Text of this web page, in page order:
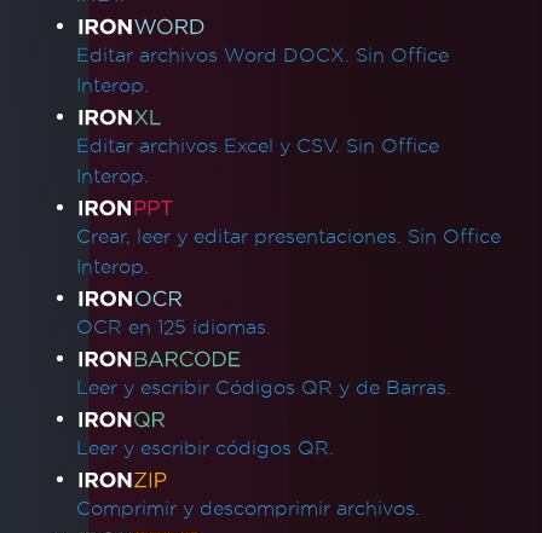
Editar archivos Word DOCX. Sin Office
Interop.
Editar archivos Excel y CSV. Sin Office
Interop.
Crear, leer y editar presentaciones. Sin Office
Interop.
OCR en 125 idiomas.
Leer y escribir Códigos QR y de Barras.
Leer y escribir códigos QR.
Comprimir y descomprimir archivos.